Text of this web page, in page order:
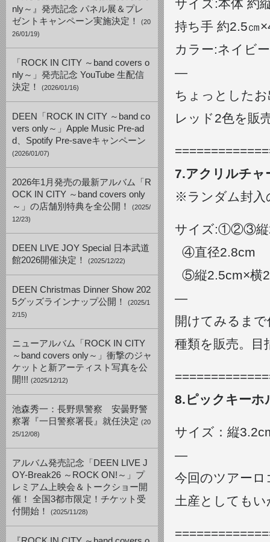
nly～』発売記念 パネル展＆プレ
ゼントキャンペーン実施決定！
(20
26/01/19)
「ROCK IN CITY ～band covers o
nly～」発売記念 YouTube 生配信
決定！
(2026/01/16)
DEEN「ROCK IN CITY ～band co
vers only～」Apple Music Pre-ad
d、Spotify Pre-saveキャンペーン
(2026/01/07)
2026年1月発売の最新アルバム「R
OCK IN CITY ～band covers only
～」の店舗別特典を全公開！
(2025/
12/23)
DEEN LIVE JOY Special 日本武道
館2026開催決定！
(2025/12/22)
DEEN Christmas Dinner Show 202
5グッズラインナップ公開！
(2025/1
2/15)
ニューアルバム「ROCK IN CITY
～band covers only～」衝撃のジャ
ケットと新アーティスト写真を公
開!!! (2025/12/12)
池森秀一：長野県警察 安曇野警
察署『一日警察署長』就任決定 (20
25/12/08)
アルバム発売記念「DEEN LIVE J
OY-Break26 ～ROCK ON!～」プ
レミアム上映会＆トークショー開
催！ 全国3都市限定！チケット受
付開始！
(2025/11/28)
サイズ:本体 約
持ち手 約2.5㎝
カラー:ネイビ
—
ちょっとした
レッド2色を販
7.アクリルチャ
※ランダム封入
サイズ:①②③縦
④直径2.8cm
⑤縦2.5cm×横
—
開けてみるま
種類を販売。目
8.ピックキーホ
サイズ：縦
—
今回のツアー
土産としても